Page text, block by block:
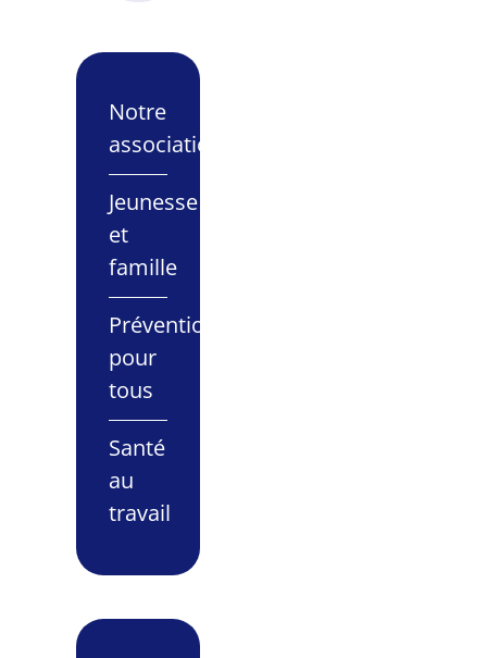
Notre
association
Jeunesse
et
famille
Prévention
pour
tous
Santé
au
travail